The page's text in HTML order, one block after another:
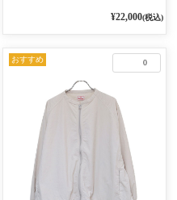
¥22,000(税込)
0
おすすめ